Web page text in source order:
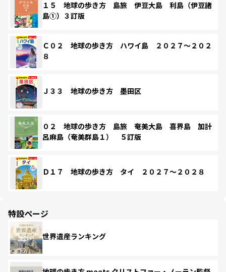
１５ 地球の歩き方 島旅 伊豆大島 利島（伊豆諸
島①）３訂版
Ｃ０２ 地球の歩き方 ハワイ島 ２０２７～２０２
８
Ｊ３３ 地球の歩き方 墨田区
０２ 地球の歩き方 島旅 奄美大島 喜界島 加計
呂麻島（奄美群島１） ５訂版
Ｄ１７ 地球の歩き方 タイ ２０２７～２０２８
特設ページ
世界遺産ランキング